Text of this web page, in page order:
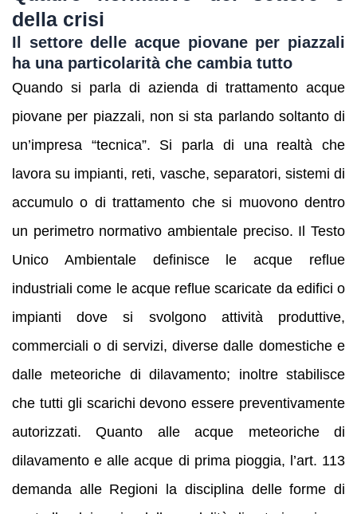
della crisi
Il settore delle acque piovane per piazzali
ha una particolarità che cambia tutto
Quando si parla di azienda di trattamento acque
piovane per piazzali, non si sta parlando soltanto di
un’impresa “tecnica”. Si parla di una realtà che
lavora su impianti, reti, vasche, separatori, sistemi di
accumulo o di trattamento che si muovono dentro
un perimetro normativo ambientale preciso. Il Testo
Unico Ambientale definisce le acque reflue
industriali come le acque reflue scaricate da edifici o
impianti dove si svolgono attività produttive,
commerciali o di servizi, diverse dalle domestiche e
dalle meteoriche di dilavamento; inoltre stabilisce
che tutti gli scarichi devono essere preventivamente
autorizzati. Quanto alle acque meteoriche di
dilavamento e alle acque di prima pioggia, l’art. 113
demanda alle Regioni la disciplina delle forme di